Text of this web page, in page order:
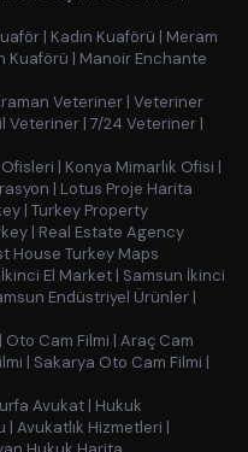
| Kadın Kuaförü | Meram
Kuaförü | Manoir Enchante
Veteriner | Veteriner
Veteriner | 7/24 Veteriner |
| Konya Mimarlık Ofisi |
| Lotus Proje Harita
| Turkey Property
| Real Estate Agency
House Turkey Maps
İkinci El Market | Samsun İkinci
Endüstriyel Ürünler |
| Oto Cam Filmi | Araç Cam
| Sakarya Oto Cam Filmi |
Avukat | Hukuk
| Avukatlık Hizmetleri |